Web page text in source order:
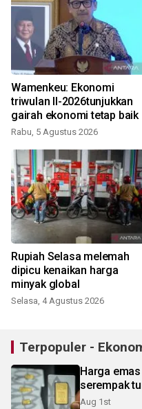
Wamenkeu: Ekonomi
triwulan II-2026tunjukkan
gairah ekonomi tetap baik
Rabu, 5 Agustus 2026
Rupiah Selasa melemah
dipicu kenaikan harga
minyak global
Selasa, 4 Agustus 2026
Terpopuler -
Harga
serempak
Aug 1st